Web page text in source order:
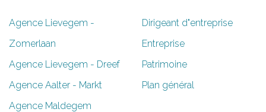
Agence Lievegem -
Zomerlaan
Agence Lievegem - Dreef
Agence Aalter - Markt
Agence Maldegem
Dirigeant d"entreprise
Entreprise
Patrimoine
Plan général